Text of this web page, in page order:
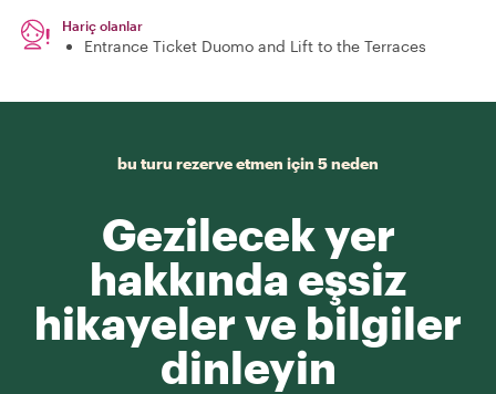
Hariç olanlar
Entrance Ticket Duomo and Lift to the Terraces
bu turu rezerve etmen için 5 neden
Gezilecek yer
hakkında eşsiz
hikayeler ve bilgiler
dinleyin